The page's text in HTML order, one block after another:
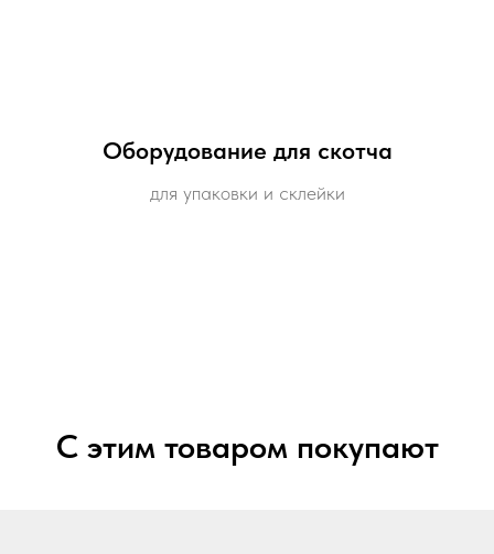
Оборудование для скотча
для упаковки и склейки
С этим товаром покупают